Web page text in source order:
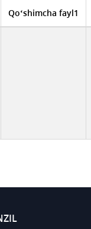
Qo‘shimcha fayl1